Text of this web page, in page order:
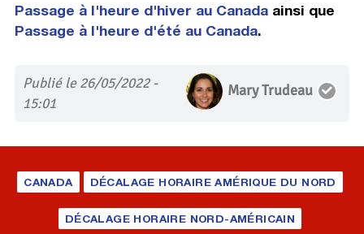
Passage à l'heure d'hiver au Canadaainsi que
Passage à l'heure d'été au Canada.
Publié le 26/05/2022 -
15:01
Mary Trudeau
CANADA DÉCALAGE HORAIRE AMÉRIQUE DU NORD
DÉCALAGE HORAIRE NORD-AMÉRICAIN